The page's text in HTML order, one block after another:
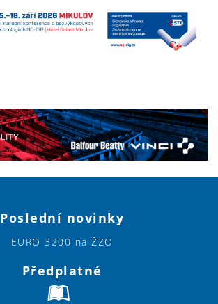
Poslední novinky
EURO 3200 na ŽZO
Předplatné